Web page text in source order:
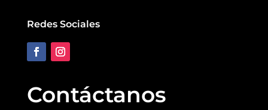
Redes Sociales
Contáctanos